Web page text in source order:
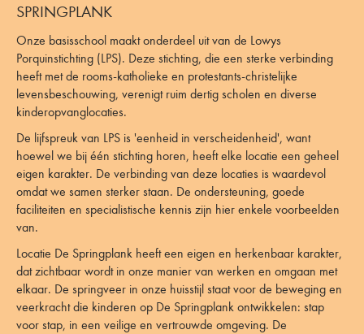
SPRINGPLANK
Onze basisschool maakt onderdeel uit van de Lowys
Porquinstichting (LPS). Deze stichting, die een sterke verbinding
heeft met de rooms-katholieke en protestants-christelijke
levensbeschouwing, verenigt ruim dertig scholen en diverse
kinderopvanglocaties.
De lijfspreuk van LPS is 'eenheid in verscheidenheid', want
hoewel we bij één stichting horen, heeft elke locatie een geheel
eigen karakter. De verbinding van deze locaties is waardevol
omdat we samen sterker staan. De ondersteuning, goede
faciliteiten en specialistische kennis zijn hier enkele voorbeelden
van.
Locatie De Springplank heeft een eigen en herkenbaar karakter,
dat zichtbaar wordt in onze manier van werken en omgaan met
elkaar. De springveer in onze huisstijl staat voor de beweging en
veerkracht die kinderen op De Springplank ontwikkelen: stap
voor stap, in een veilige en vertrouwde omgeving. De